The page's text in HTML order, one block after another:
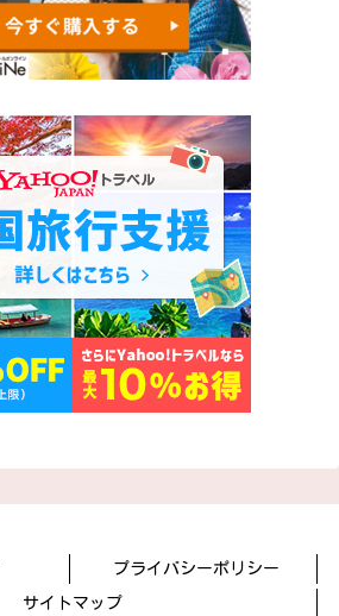
プライバシーポリシー
サイトマップ